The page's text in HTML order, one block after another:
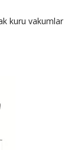
kuru vakumlar